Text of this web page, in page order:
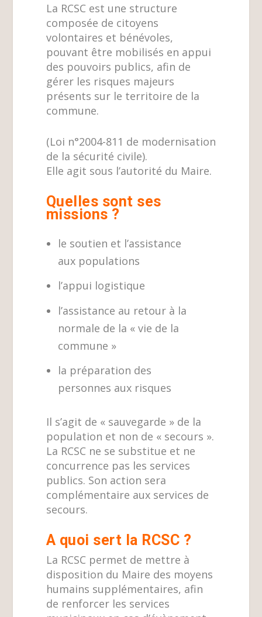
La RCSC est une structure
composée de citoyens
volontaires et bénévoles,
pouvant être mobilisés en appui
des pouvoirs publics, afin de
gérer les risques majeurs
présents sur le territoire de la
commune.
(Loi n°2004-811 de modernisation
de la sécurité civile).
Elle agit sous l’autorité du Maire.
Quelles sont ses
missions ?
le soutien et l’assistance
aux populations
l’appui logistique
l’assistance au retour à la
normale de la « vie de la
commune »
la préparation des
personnes aux risques
Il s’agit de « sauvegarde » de la
population et non de « secours ».
La RCSC ne se substitue et ne
concurrence pas les services
publics. Son action sera
complémentaire aux services de
secours.
A quoi sert la RCSC ?
La RCSC permet de mettre à
disposition du Maire des moyens
humains supplémentaires, afin
de renforcer les services